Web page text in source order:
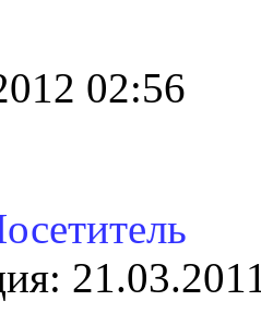
02:56